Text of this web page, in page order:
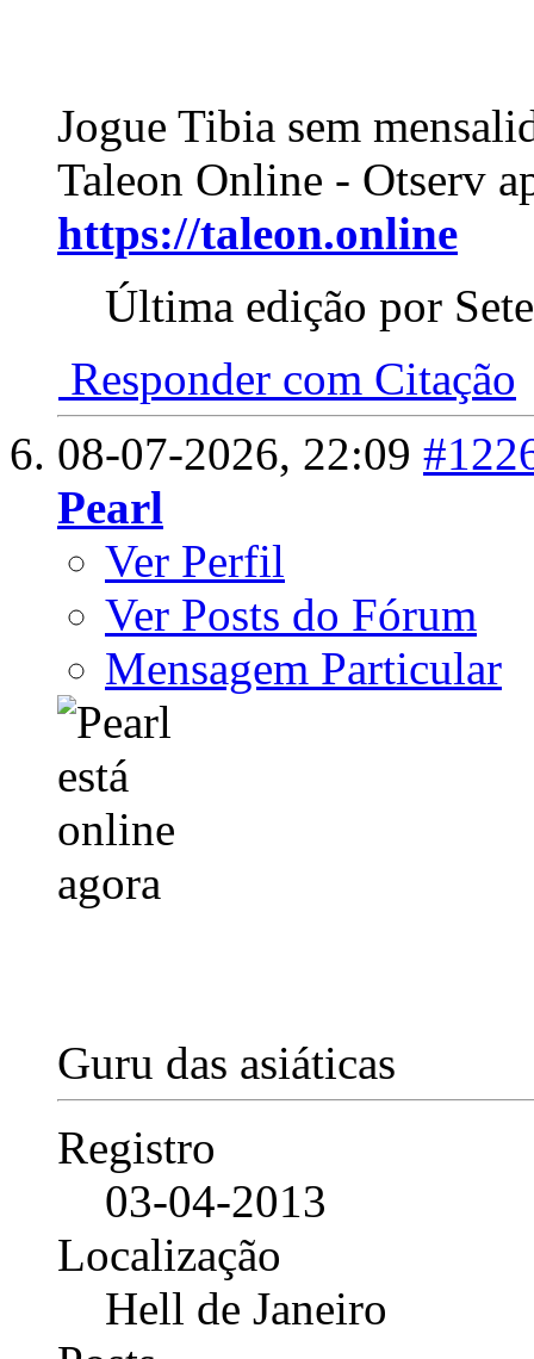
Jogue Tibia sem
Taleon Online - Otserv
https://taleon.online
Última edição por
Responder com Citação
08-07-2026, 22:09
Pearl
Ver Perfil
Ver Posts do Fórum
Mensagem Particular
Guru das asiáticas
Registro
03-04-2013
Localização
Hell de Janeiro